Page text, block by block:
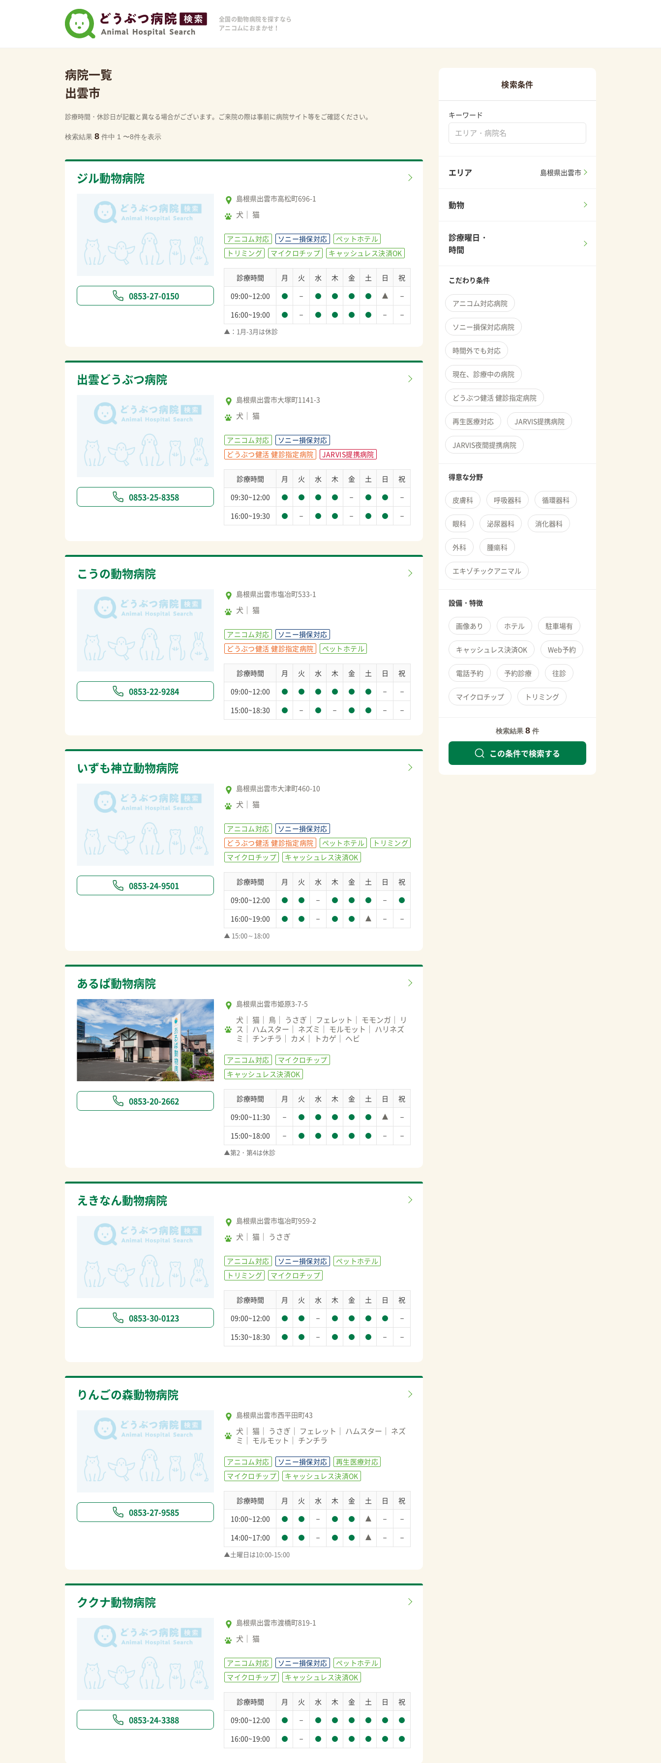
全国の動物病院を探すなら
アニコムにおまかせ！
病院一覧
出雲市
診療時間・休診日が記載と異なる場合がございます。ご来院の際は事前に病院サイト等をご確認ください。
検索結果 8 件中 1 〜8件を表示
ジル動物病院
0853-27-0150
島根県出雲市高松町696-1
犬 猫
アニコム対応 ソニー損保対応
ペットホテル
トリミング
マイクロチップ キャッシュレス決済OK
診療時間 月 火 水 木 金 土 日
祝
09:00~12:00
－ －
16:00~19:00 － － －
▲：1月-3月は休診
出雲どうぶつ病院
0853-25-8358
島根県出雲市大塚町1141-3
犬 猫
アニコム対応
ソニー損保対応
どうぶつ健活 健診指定病院
JARVIS提携病院
診療時間 月 火 水 木 金 土 日
祝
09:30~12:00
－ －
16:00~19:30 － － －
こうの動物病院
0853-22-9284
島根県出雲市塩冶町533-1
犬 猫
アニコム対応
ソニー損保対応
どうぶつ健活 健診指定病院
ペットホテル
診療時間 月 火 水 木 金 土 日
祝
09:00~12:00
－ －
15:00~18:30 － － － －
いずも神立動物病院
0853-24-9501
島根県出雲市大津町460-10
犬 猫
アニコム対応
ソニー損保対応
どうぶつ健活 健診指定病院
ペットホテル
トリミング
マイクロチップ
キャッシュレス決済OK
診療時間 月 火 水 木 金 土 日
祝
09:00~12:00
－ －
16:00~19:00 － － －
▲ 15:00～18:00
あるぱ動物病院
0853-20-2662
島根県出雲市姫原3-7-5
犬 猫 鳥 うさぎ フェレット モモンガ
リ
ス
ハムスター ネズミ モルモット
ハリネズ
ミ
チンチラ カメ トカゲ ヘビ
アニコム対応
マイクロチップ
キャッシュレス決済OK
診療時間 月 火 水 木 金 土 日
祝
09:00~11:30
－ －
15:00~18:00 － － －
▲第2・第4は休診
えきなん動物病院
0853-30-0123
島根県出雲市塩冶町959-2
犬 猫 うさぎ
アニコム対応 ソニー損保対応
ペットホテル
トリミング
マイクロチップ
診療時間 月 火 水 木 金 土 日
祝
09:00~12:00
－ －
15:30~18:30 － － －
りんごの森動物病院
0853-27-9585
島根県出雲市西平田町43
犬 猫 うさぎ フェレット ハムスター
ネズ
ミ
モルモット チンチラ
アニコム対応 ソニー損保対応
再生医療対応
マイクロチップ
キャッシュレス決済OK
診療時間 月 火 水 木 金 土 日
祝
10:00~12:00
－ － －
14:00~17:00 － － －
▲土曜日は10:00-15:00
ククナ動物病院
0853-24-3388
島根県出雲市渡橋町819-1
犬 猫
アニコム対応 ソニー損保対応
ペットホテル
マイクロチップ
キャッシュレス決済OK
診療時間 月 火 水 木 金 土 日
祝
09:00~12:00
－
16:00~19:00 －
検索条件
キーワード
エリア 島根県出雲市
動物
診療曜日・
時間
こだわり条件
アニコム対応病院
ソニー損保対応病院
時間外でも対応
現在、診療中の病院
どうぶつ健活 健診指定病院
再生医療対応 JARVIS提携病院
JARVIS夜間提携病院
得意な分野
皮膚科 呼吸器科 循環器科
眼科 泌尿器科 消化器科
外科 腫瘍科
エキゾチックアニマル
設備・特徴
画像あり ホテル 駐車場有
キャッシュレス決済OK Web予約
電話予約 予約診療 往診
マイクロチップ トリミング
検索結果 8 件
この条件で検索する